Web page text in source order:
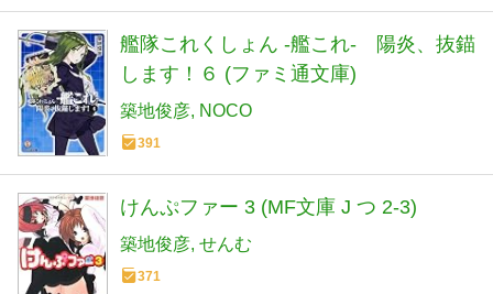
艦隊これくしょん -艦これ- 陽炎、抜錨
します！６ (ファミ通文庫)
築地俊彦 NOCO
391
けんぷファー 3 (MF文庫 J つ 2-3)
築地俊彦 せんむ
371